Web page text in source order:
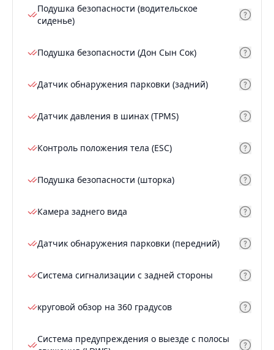
Подушка безопасности (водительское
сиденье)
Подушка безопасности (Дон Сын Сок)
Датчик обнаружения парковки (задний)
Датчик давления в шинах (TPMS)
Контроль положения тела (ESC)
Подушка безопасности (шторка)
Камера заднего вида
Датчик обнаружения парковки (передний)
Система сигнализации с задней стороны
круговой обзор на 360 градусов
Система предупреждения о выезде с полосы